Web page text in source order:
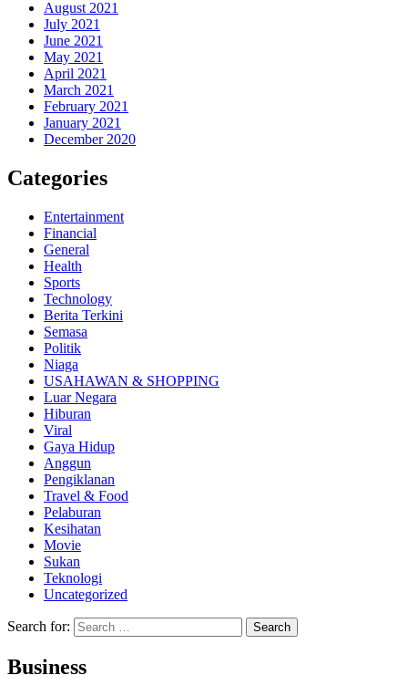
August 2021
July 2021
June 2021
May 2021
April 2021
March 2021
February 2021
January 2021
December 2020
Categories
Entertainment
Financial
General
Health
Sports
Technology
Berita Terkini
Semasa
Politik
Niaga
USAHAWAN & SHOPPING
Luar Negara
Hiburan
Viral
Gaya Hidup
Anggun
Pengiklanan
Travel & Food
Pelaburan
Kesihatan
Movie
Sukan
Teknologi
Uncategorized
Search for:
Business